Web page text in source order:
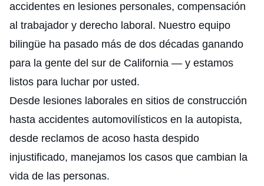
accidentes en lesiones personales, compensación
al trabajador y derecho laboral. Nuestro equipo
bilingüe ha pasado más de dos décadas ganando
para la gente del sur de California — y estamos
listos para luchar por usted.
Desde lesiones laborales en sitios de construcción
hasta accidentes automovilísticos en la autopista,
desde reclamos de acoso hasta despido
injustificado, manejamos los casos que cambian la
vida de las personas.